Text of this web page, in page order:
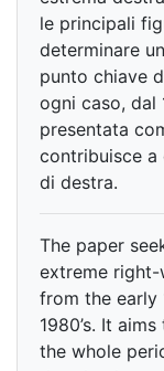
le principali
determinare
punto chiave
ogni caso, dal
presentata
contribuisce a
di destra.
The paper
extreme
from the early
1980’s. It
the whole